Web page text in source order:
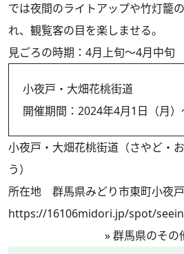
では夜間のライトアップや竹灯籠
れ、観覧客の目を楽しませる。
見ごろの時期：4月上旬～4月中旬
小夜戸・大畑花桃街道
開催期間：2024年4月1日（月）
小夜戸・大畑花桃街道（さやど・
う）
所在地 群馬県みどり市東町小夜戸
https://16106midori.jp/spot/
»群馬県のその